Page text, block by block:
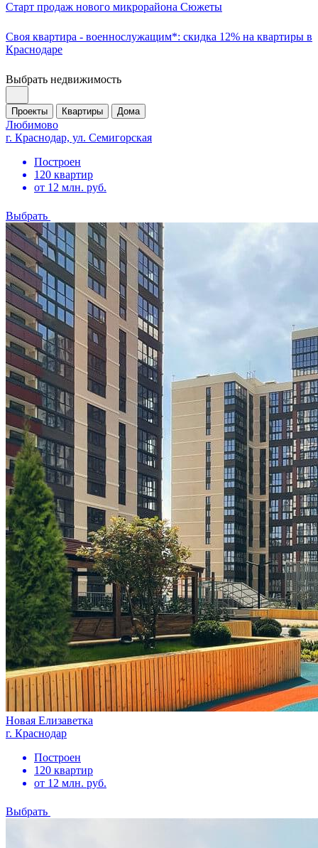
Старт продаж нового микрорайона Сюжеты
Своя квартира - военнослужащим*: скидка 12% на квартиры в
Краснодаре
Выбрать недвижимость
Проекты Квартиры Дома
Любимово
г. Краснодар, ул. Семигорская
Построен
120 квартир
от 12 млн. руб.
Выбрать
Новая Елизаветка
г. Краснодар
Построен
120 квартир
от 12 млн. руб.
Выбрать